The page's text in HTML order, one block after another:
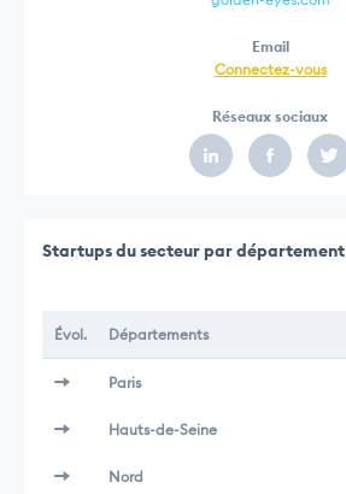
Email
Connectez-vous
Réseaux sociaux
Startups du secteur par département
Évol. Départements
Paris
Hauts-de-Seine
Nord